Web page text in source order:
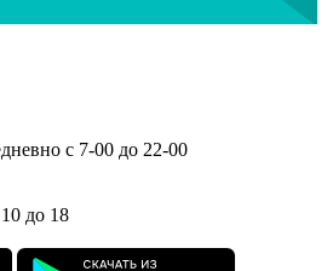
с 7-00 до 22-00
до 18